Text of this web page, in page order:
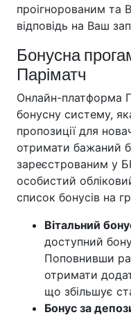
проігнорованим та
відповідь на Ваш
Бонусна
Паріматч
Онлайн-платформа
бонусну систему,
пропозиції для
отримати бажаний
зареєстрованим у
особистий
список бонусів на
Вітальний
доступний
Поповнивши
отримати
що збільшує
Бонус за